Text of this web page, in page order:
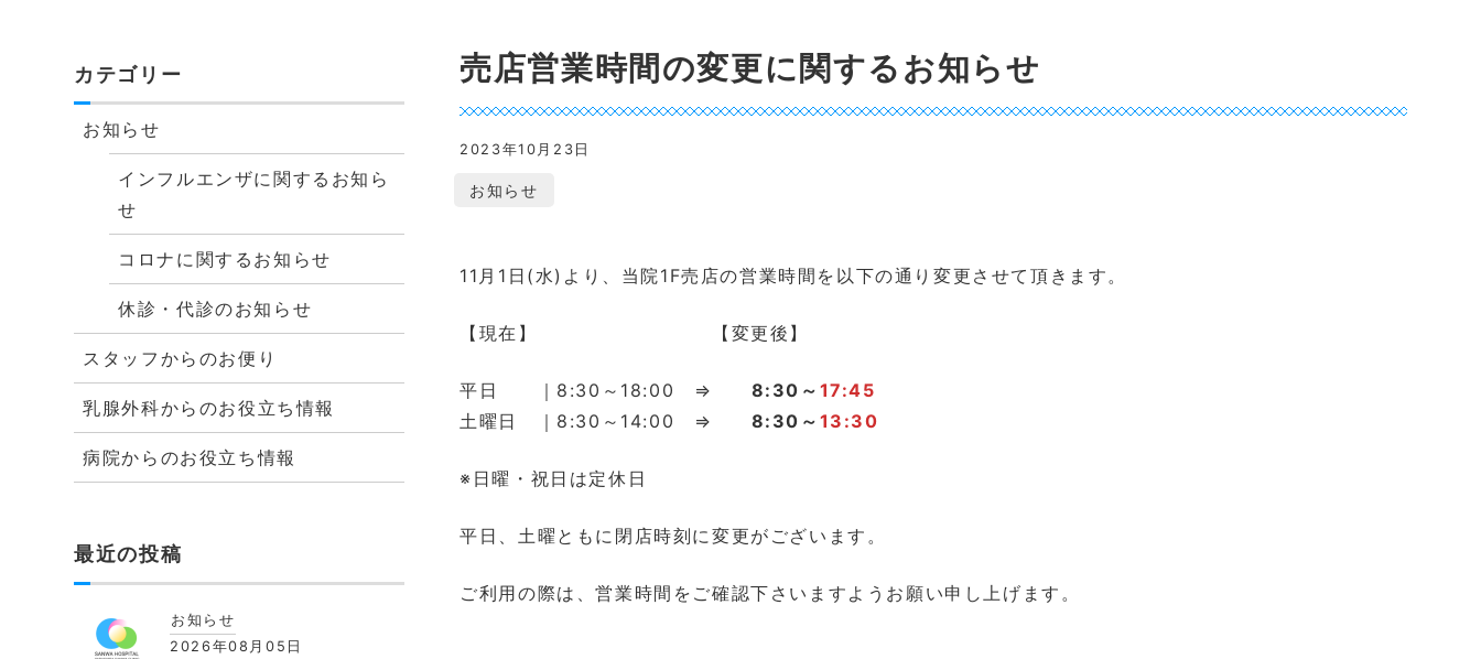
売店営業時間の変更に関するお知らせ
2023年10月23日
お知らせ
11月1日(水)より、当院1F売店の営業時間を以下の通り変更させて頂きます。
【現在】 【変更後】
平日 ｜8:30～18:00 ⇒ 8:30～ 17:45
土曜日 ｜8:30～14:00 ⇒ 8:30～ 13:30
※日曜・祝日は定休日
平日、土曜ともに閉店時刻に変更がございます。
ご利用の際は、営業時間をご確認下さいますようお願い申し上げます。
カテゴリー
お知らせ
インフルエンザに関するお知ら
せ
コロナに関するお知らせ
休診・代診のお知らせ
スタッフからのお便り
乳腺外科からのお役立ち情報
病院からのお役立ち情報
最近の投稿
お知らせ
2026年08月05日